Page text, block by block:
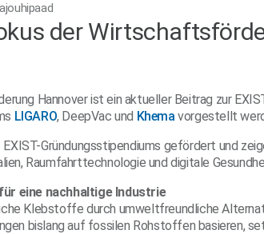
der
Hannover ist ein aktueller Beitrag zur
LIGARO, DeepVac und Khema vorgestellt
Gründungsstipendiums gefördert und
Raumfahrttechnologie und digitale
eine nachhaltige Industrie
Klebstoffe durch umweltfreundliche
bislang auf fossilen Rohstoffen basieren,